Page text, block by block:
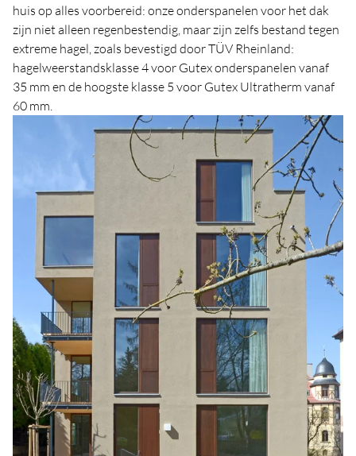
huis op alles voorbereid: onze onderspanelen voor het dak
zijn niet alleen regenbestendig, maar zijn zelfs bestand tegen
extreme hagel, zoals bevestigd door TÜV Rheinland:
hagelweerstandsklasse 4 voor Gutex onderspanelen vanaf
35 mm en de hoogste klasse 5 voor Gutex Ultratherm vanaf
60 mm.